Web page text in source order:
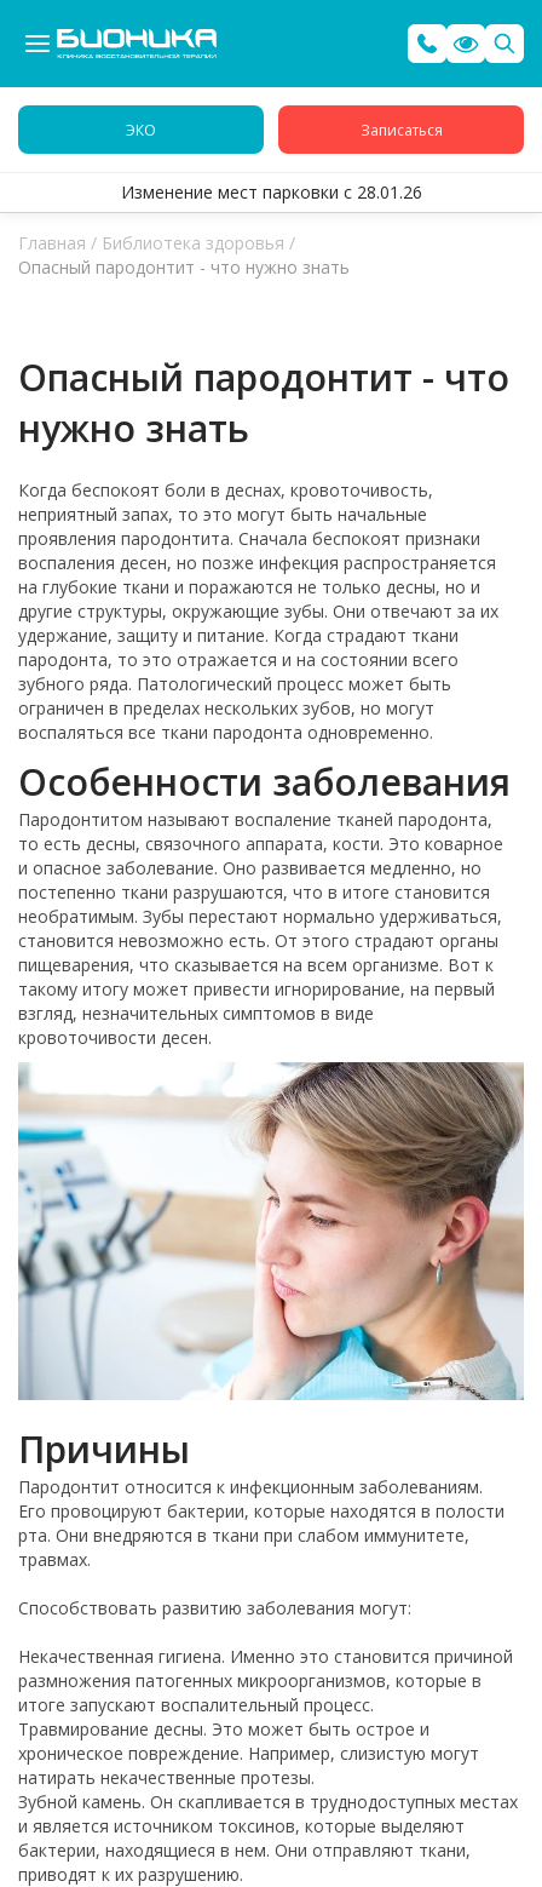
ЭКО Записаться
Изменение мест парковки с 28.01.26
Главная / Библиотека здоровья /
Опасный пародонтит - что нужно знать
Опасный пародонтит - что
нужно знать
Когда беспокоят боли в деснах, кровоточивость,
неприятный запах, то это могут быть начальные
проявления пародонтита. Сначала беспокоят признаки
воспаления десен, но позже инфекция распространяется
на глубокие ткани и поражаются не только десны, но и
другие структуры, окружающие зубы. Они отвечают за их
удержание, защиту и питание. Когда страдают ткани
пародонта, то это отражается и на состоянии всего
зубного ряда. Патологический процесс может быть
ограничен в пределах нескольких зубов, но могут
воспаляться все ткани пародонта одновременно.
Особенности заболевания
Пародонтитом называют воспаление тканей пародонта,
то есть десны, связочного аппарата, кости. Это коварное
и опасное заболевание. Оно развивается медленно, но
постепенно ткани разрушаются, что в итоге становится
необратимым. Зубы перестают нормально удерживаться,
становится невозможно есть. От этого страдают органы
пищеварения, что сказывается на всем организме. Вот к
такому итогу может привести игнорирование, на первый
взгляд, незначительных симптомов в виде
кровоточивости десен.
Причины
Пародонтит относится к инфекционным заболеваниям.
Его провоцируют бактерии, которые находятся в полости
рта. Они внедряются в ткани при слабом иммунитете,
травмах.
Способствовать развитию заболевания могут:
Некачественная гигиена. Именно это становится причиной
размножения патогенных микроорганизмов, которые в
итоге запускают воспалительный процесс.
Травмирование десны. Это может быть острое и
хроническое повреждение. Например, слизистую могут
натирать некачественные протезы.
Зубной камень. Он скапливается в труднодоступных местах
и является источником токсинов, которые выделяют
бактерии, находящиеся в нем. Они отправляют ткани,
приводят к их разрушению.